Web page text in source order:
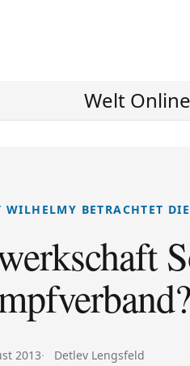
Welt Online
WILHELMY BETRACHTET
am:
2013 Autor:
Detlev Lengsfeld